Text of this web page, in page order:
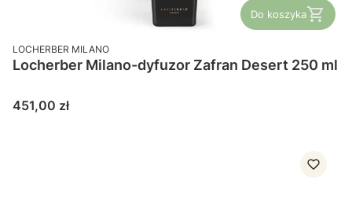
Do koszyka
PRODUCENT
LOCHERBER MILANO
Locherber Milano-dyfuzor Zafran Desert 250 ml
Cena
451,00 zł